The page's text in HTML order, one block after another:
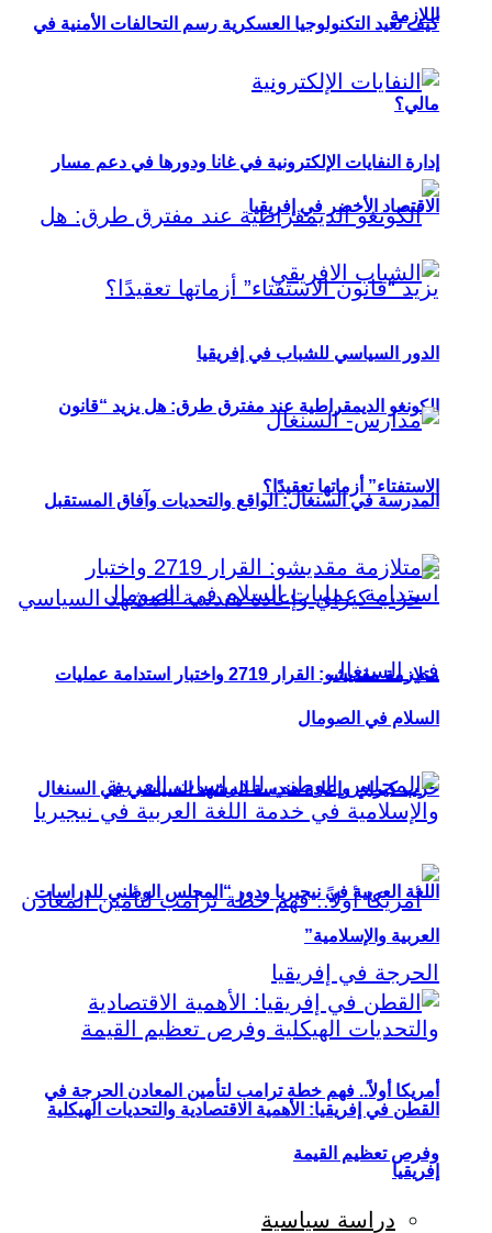
كيف تعيد التكنولوجيا العسكرية رسم التحالفات الأمنية في
مالي؟
الكونغو الديمقراطية عند مفترق طرق: هل يزيد “قانون
الاستفتاء” أزماتها تعقيدًا؟
حزب كيراي وإعادة هندسة المشهد السياسي في السنغال
أمريكا أولاً.. فهم خطة ترامب لتأمين المعادن الحرجة في
إفريقيا
اللازمة
إدارة النفايات الإلكترونية في غانا ودورها في دعم مسار
الاقتصاد الأخضر في إفريقيا
الدور السياسي للشباب في إفريقيا
المدرسة في السنغال: الواقع والتحديات وآفاق المستقبل
متلازمة مقديشو: القرار 2719 واختبار استدامة عمليات
السلام في الصومال
اللغة العربية في نيجيريا ودور “المجلس الوطني للدراسات
العربية والإسلامية”
القطن في إفريقيا: الأهمية الاقتصادية والتحديات الهيكلية
وفرص تعظيم القيمة
دراسة سياسية